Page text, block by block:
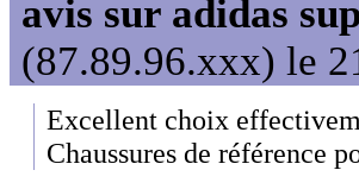
avis sur adidas
(87.89.96.xxx) le
Excellent choix
Chaussures de référence